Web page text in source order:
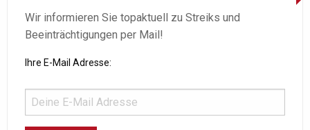
Wir informieren Sie topaktuell zu Streiks und
Beeinträchtigungen per Mail!
Ihre E-Mail Adresse: